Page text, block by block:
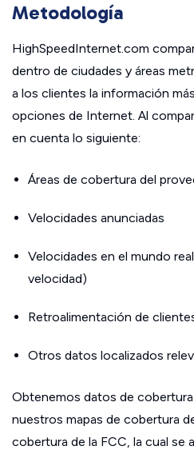
Metodología
HighSpeedInternet.com
dentro de ciudades y áreas
a los clientes la información
opciones de Internet. Al
en cuenta lo siguiente:
Áreas de cobertura del
Velocidades anunciadas
Velocidades en el mundo
velocidad)
Retroalimentación de
Otros datos localizados
Obtenemos datos de
nuestros mapas de cobertura
cobertura de la FCC, la cual se